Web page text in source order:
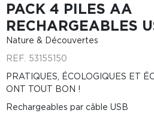
PACK 4 PILES AA
RECHARGEABLES
Nature & Découvertes
REF. 53155150
PRATIQUES, ÉCOLOGIQUES ET
ONT TOUT BON !
Rechargeables par câble USB